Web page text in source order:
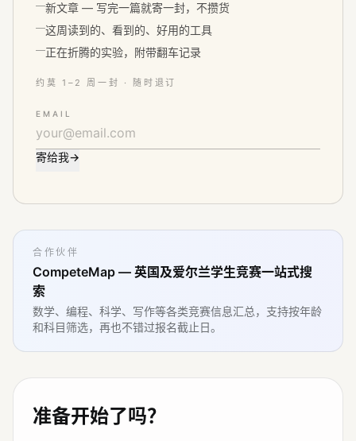
新文章 — 写完一篇就寄一封，不攒货
这周读到的、看到的、好用的工具
正在折腾的实验，附带翻车记录
约莫 1–2 周一封 · 随时退订
EMAIL
寄给我→
合作伙伴
CompeteMap — 英国及爱尔兰学生竞赛一站式搜
索
数学、编程、科学、写作等各类竞赛信息汇总，支持按年龄
和科目筛选，再也不错过报名截止日。
准备开始了吗？